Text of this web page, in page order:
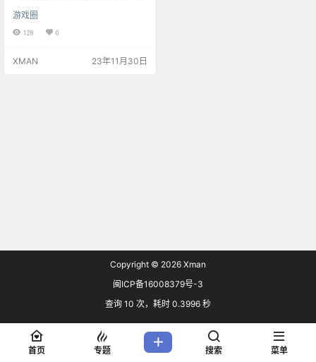
m 国区首发 -10% 折扣售价 88.2
元，支持中文。 简介： 在结合类银
身为身手敏捷的兔耳少女，与旅途
游戏圈
128 0
XMAN 23年11月30日
Copyright © 2026 Xman
闽ICP备16008379号-3
查询 10 次，耗时 0.3996 秒
首页 专题 搜索 菜单